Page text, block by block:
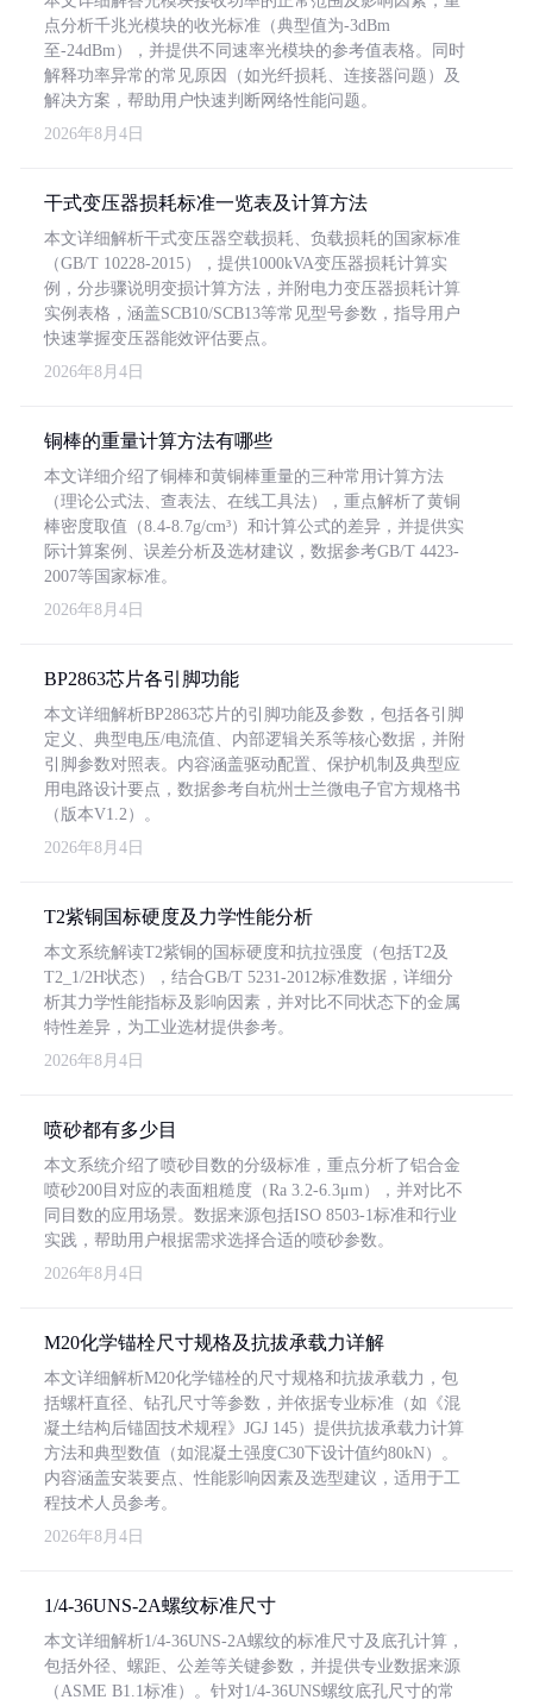
点分析千兆光模块的收光标准（典型值为-3dBm
至-24dBm），并提供不同速率光模块的参考值表格。同时
解释功率异常的常见原因（如光纤损耗、连接器问题）及
解决方案，帮助用户快速判断网络性能问题。
2026年8月4日
干式变压器损耗标准一览表及计算方法
本文详细解析干式变压器空载损耗、负载损耗的国家标准
（GB/T 10228-2015），提供1000kVA变压器损耗计算实
例，分步骤说明变损计算方法，并附电力变压器损耗计算
实例表格，涵盖SCB10/SCB13等常见型号参数，指导用户
快速掌握变压器能效评估要点。
2026年8月4日
铜棒的重量计算方法有哪些
本文详细介绍了铜棒和黄铜棒重量的三种常用计算方法
（理论公式法、查表法、在线工具法），重点解析了黄铜
棒密度取值（8.4-8.7g/cm³）和计算公式的差异，并提供实
际计算案例、误差分析及选材建议，数据参考GB/T 4423-
2007等国家标准。
2026年8月4日
BP2863芯片各引脚功能
本文详细解析BP2863芯片的引脚功能及参数，包括各引脚
定义、典型电压/电流值、内部逻辑关系等核心数据，并附
引脚参数对照表。内容涵盖驱动配置、保护机制及典型应
用电路设计要点，数据参考自杭州士兰微电子官方规格书
（版本V1.2）。
2026年8月4日
T2紫铜国标硬度及力学性能分析
本文系统解读T2紫铜的国标硬度和抗拉强度（包括T2及
T2_1/2H状态），结合GB/T 5231-2012标准数据，详细分
析其力学性能指标及影响因素，并对比不同状态下的金属
特性差异，为工业选材提供参考。
2026年8月4日
喷砂都有多少目
本文系统介绍了喷砂目数的分级标准，重点分析了铝合金
喷砂200目对应的表面粗糙度（Ra 3.2-6.3μm），并对比不
同目数的应用场景。数据来源包括ISO 8503-1标准和行业
实践，帮助用户根据需求选择合适的喷砂参数。
2026年8月4日
M20化学锚栓尺寸规格及抗拔承载力详解
本文详细解析M20化学锚栓的尺寸规格和抗拔承载力，包
括螺杆直径、钻孔尺寸等参数，并依据专业标准（如《混
凝土结构后锚固技术规程》JGJ 145）提供抗拔承载力计算
方法和典型数值（如混凝土强度C30下设计值约80kN）。
内容涵盖安装要点、性能影响因素及选型建议，适用于工
程技术人员参考。
2026年8月4日
1/4-36UNS-2A螺纹标准尺寸
本文详细解析1/4-36UNS-2A螺纹的标准尺寸及底孔计算，
包括外径、螺距、公差等关键参数，并提供专业数据来源
（ASME B1.1标准）。针对1/4-36UNS螺纹底孔尺寸的常